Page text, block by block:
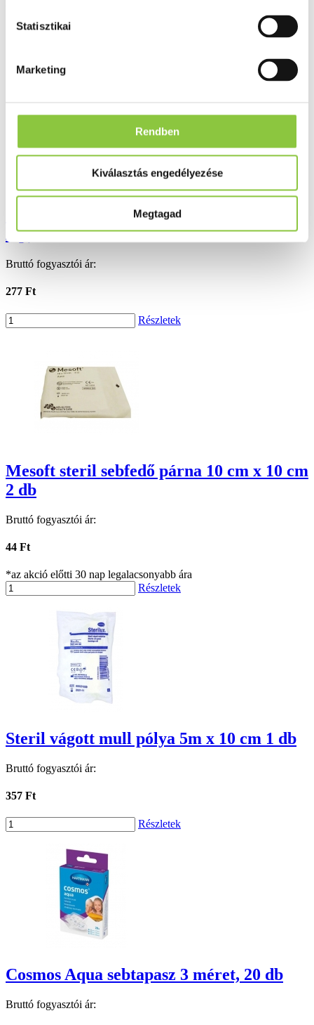
Statisztikai
Marketing
Rendben
Kiválasztás engedélyezése
Megtagad
Steril vágott mull lap 10x10cm 1 db (100
lap)
Bruttó fogyasztói ár:
277 Ft
Részletek
Mesoft steril sebfedő párna 10 cm x 10 cm
2 db
Bruttó fogyasztói ár:
44 Ft
*az akció előtti 30 nap legalacsonyabb ára
Részletek
Steril vágott mull pólya 5m x 10 cm 1 db
Bruttó fogyasztói ár:
357 Ft
Részletek
Cosmos Aqua sebtapasz 3 méret, 20 db
Bruttó fogyasztói ár: